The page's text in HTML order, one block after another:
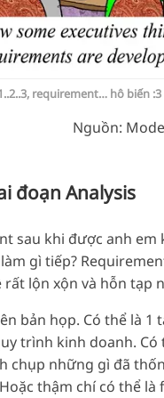
requirement… hô biến :3
Nguồn:
đoạn Analysis
sau khi được anh em
gì tiếp?
lộn xộn và hỗn tạp
bản họp. Có thể là 1
trình kinh doanh. Có
chụp những gì đã
thậm chí có thể là